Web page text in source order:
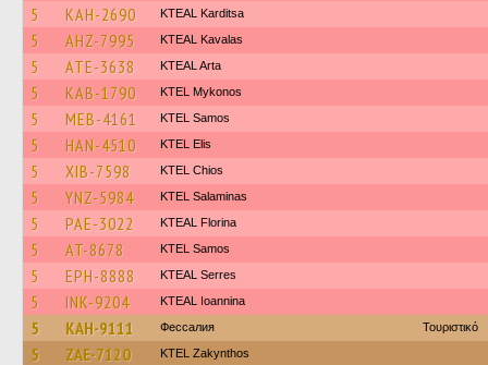
5 KAH-2690 KTEAL Karditsa
5 AHZ-7995 KTEAL Kavalas
5 ATE-3638 KTEAL Arta
5 KAB-1790 KTEL Mykonos
5 MEB-4161 KTEL Samos
5 HAN-4510 KTEL Elis
5 XIB-7598 KTEL Chios
5 YNZ-5984 KTEL Salaminas
5 PAE-3022 KTEAL Florina
5 AT-8678 KTEL Samos
5 EPH-8888 KTEAL Serres
5 INK-9204 KTEAL Ioannina
5 KAH-9111 Фессалия Τουριστικό
5 ZAE-7120 KTEL Zakynthos